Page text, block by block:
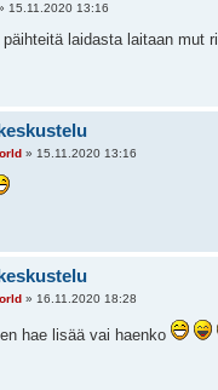
15.11.2020 13:16
laidasta laitaan mut
» 15.11.2020 13:16
» 16.11.2020 18:28
hae lisää vai haenko